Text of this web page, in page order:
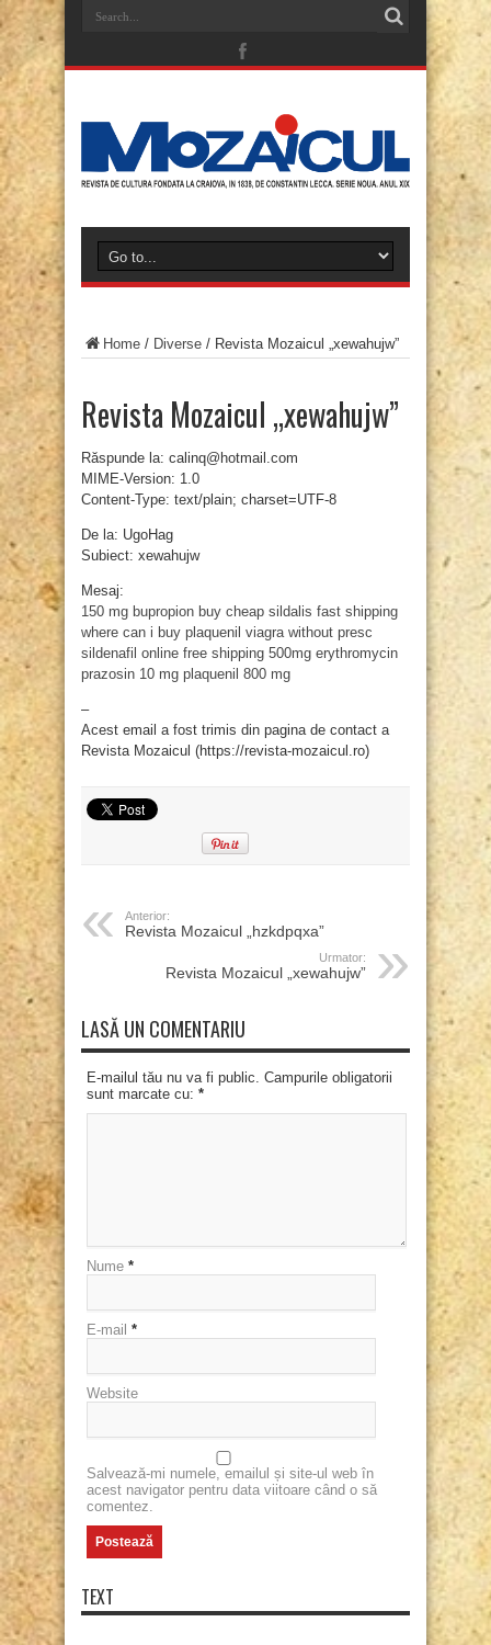
Home / Diverse / Revista Mozaicul „xewahujw”
Revista Mozaicul „xewahujw”
Răspunde la: calinq@hotmail.com
MIME-Version: 1.0
Content-Type: text/plain; charset=UTF-8
De la: UgoHag
Subiect: xewahujw
Mesaj:
150 mg bupropion buy cheap sildalis fast shipping
where can i buy plaquenil viagra without presc
sildenafil online free shipping 500mg erythromycin
prazosin 10 mg plaquenil 800 mg
–
Acest email a fost trimis din pagina de contact a
Revista Mozaicul (https://revista-mozaicul.ro)
Anterior:
Revista Mozaicul „hzkdpqxa”
Urmator:
Revista Mozaicul „xewahujw”
LASĂ UN COMENTARIU
E-mailul tău nu va fi public. Campurile obligatorii
sunt marcate cu: *
Nume *
E-mail *
Website
Salvează-mi numele, emailul și site-ul web în
acest navigator pentru data viitoare când o să
comentez.
TEXT